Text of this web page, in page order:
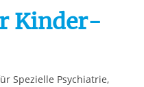
Kinder-
Spezielle Psychiatrie,